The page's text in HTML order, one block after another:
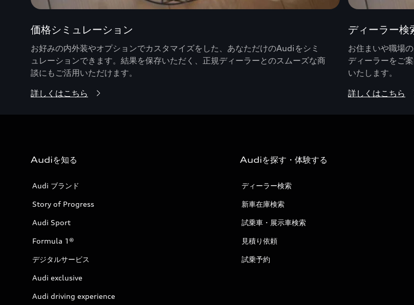
価格シミュレーション
お好みの内外装やオプションでカスタマイズをした、あなただけのAudiをシミ
ュレーションできます。結果を保存いただく、正規ディーラーとのスムーズな商
談にもご活用いただけます。
詳しくはこちら
ディーラー検
お住まいや職場
ディーラーをご
いたします。
詳しくはこちら
Audiを知る
Audi ブランド
Story of Progress
Audi Sport
Formula 1®
デジタルサービス
Audi exclusive
Audi driving experience
Audiを探す・体験する
ディーラー検索
新車在庫検索
試乗車・展示車検索
見積り依頼
試乗予約